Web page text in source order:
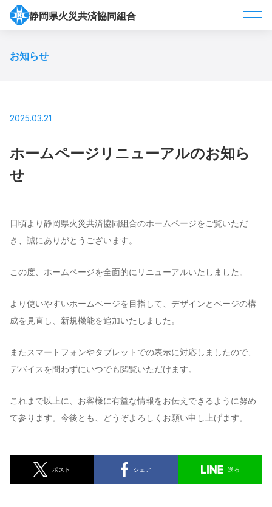
静岡県火災共済協同組合
お知らせ
2025.03.21
ホームページリニューアルのお知ら
せ
日頃より静岡県火災共済協同組合のホームページをご覧いただ
き、誠にありがとうございます。
この度、ホームページを全面的にリニューアルいたしました。
より使いやすいホームページを目指して、デザインとページの構
成を見直し、新規機能を追加いたしました。
またスマートフォンやタブレットでの表示に対応しましたので、
デバイスを問わずにいつでも閲覧いただけます。
これまで以上に、お客様に有益な情報をお伝えできるように努め
て参ります。今後とも、どうぞよろしくお願い申し上げます。
ポスト シェア 送る